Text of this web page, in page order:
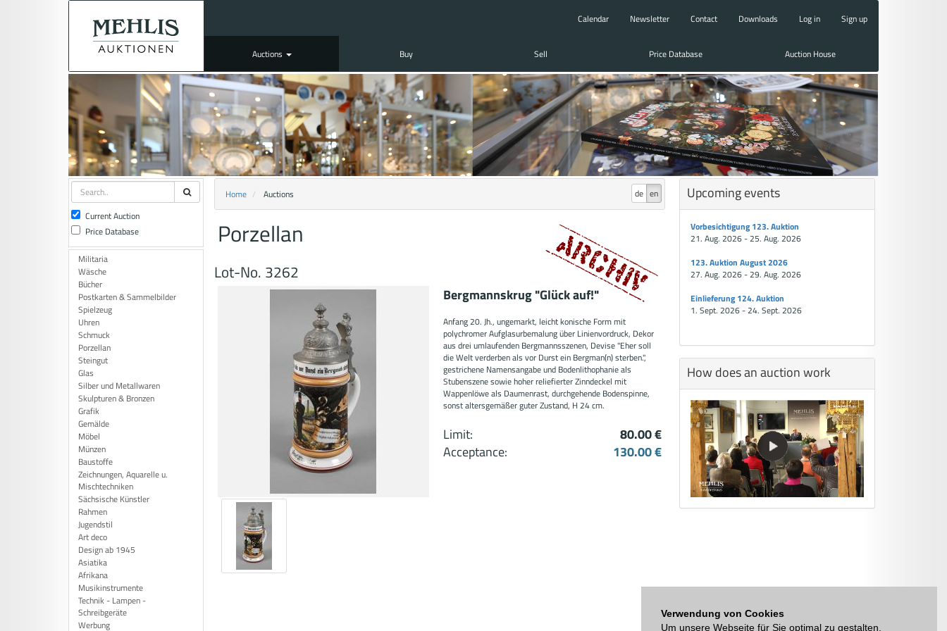
Verwendung von Cookies
Um unsere Webseite für Sie optimal zu gestalten,
Calendar Newsletter Contact Downloads Log in Sign up
Auctions Buy Sell Price Database Auction House
Current Auction
Price Database
Militaria
Wäsche
Bücher
Postkarten & Sammelbilder
Spielzeug
Uhren
Schmuck
Porzellan
Steingut
Glas
Silber und Metallwaren
Skulpturen & Bronzen
Grafik
Gemälde
Möbel
Münzen
Baustoffe
Zeichnungen, Aquarelle u.
Mischtechniken
Sächsische Künstler
Rahmen
Jugendstil
Art deco
Design ab 1945
Asiatika
Afrikana
Musikinstrumente
Technik - Lampen -
Schreibgeräte
Werbung
de en
Home Auctions
Porzellan
Lot-No. 3262
Bergmannskrug "Glück auf!"
Anfang 20. Jh., ungemarkt, leicht konische Form mit
polychromer Aufglasurbemalung über Linienvordruck, Dekor
aus drei umlaufenden Bergmannsszenen, Devise "Eher soll
die Welt verderben als vor Durst ein Bergman(n) sterben.",
gestrichene Namensangabe und Bodenlithophanie als
Stubenszene sowie hoher reliefierter Zinndeckel mit
Wappenlöwe als Daumenrast, durchgehende Bodenspinne,
sonst altersgemäßer guter Zustand, H 24 cm.
Limit:
80.00 €
Acceptance:
130.00 €
Upcoming events
Vorbesichtigung 123. Auktion
21. Aug. 2026 - 25. Aug. 2026
123. Auktion August 2026
27. Aug. 2026 - 29. Aug. 2026
Einlieferung 124. Auktion
1. Sept. 2026 - 24. Sept. 2026
How does an auction work